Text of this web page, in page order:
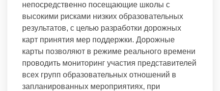
непосредственно посещающие школы с
высокими рисками низких образовательных
результатов, с целью разработки дорожных
карт принятия мер поддержки. Дорожные
карты позволяют в режиме реального времени
проводить мониторинг участия представителей
всех групп образовательных отношений в
запланированных мероприятиях, при